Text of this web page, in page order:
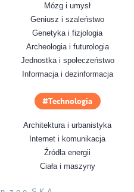
Mózg i umysł
Geniusz i szaleństwo
Genetyka i fizjologia
Archeologia i futurologia
Jednostka i społeczeństwo
Informacja i dezinformacja
Technologia
Architektura i urbanistyka
Internet i komunikacja
Źródła energii
Ciała i maszyny